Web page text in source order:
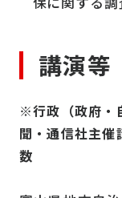
講演等
※行政（政府・
聞・通信社主催
数